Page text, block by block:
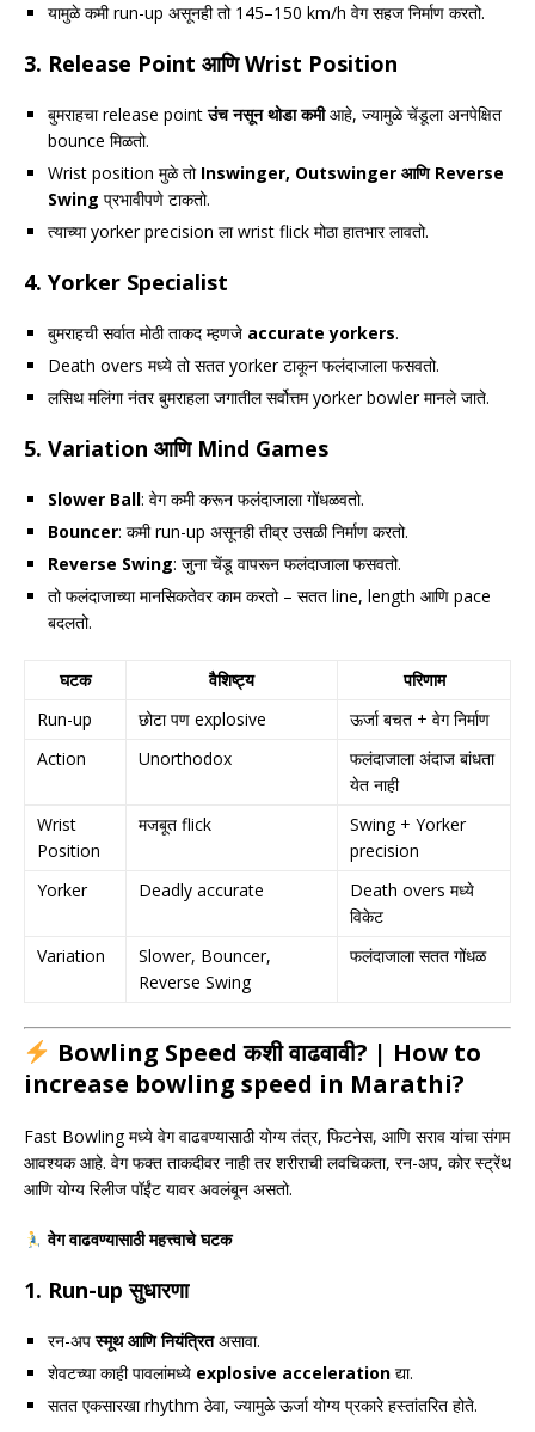
यामुळे कमी run-up असूनही तो 145–150 km/h वेग सहज निर्माण करतो.
3. Release Point आणि Wrist Position
बुमराहचा release pointउंच नसून थोडा कमीआहे, ज्यामुळे चेंडूला अनपेक्षित
bounce मिळतो.
Wrist position मुळे तो Inswinger, Outswinger आणि Reverse
Swing प्रभावीपणे टाकतो.
त्याच्या yorker precision ला wrist flick मोठा हातभार लावतो.
4. Yorker Specialist
बुमराहची सर्वात मोठी ताकद म्हणजे accurate yorkers.
Death overs मध्ये तो सतत yorker टाकून फलंदाजाला फसवतो.
लसिथ मलिंगा नंतर बुमराहला जगातील सर्वोत्तम yorker bowler मानले जाते.
5. Variation आणि Mind Games
Slower Ball: वेग कमी करून फलंदाजाला गोंधळवतो.
Bouncer: कमी run-up असूनही तीव्र उसळी निर्माण करतो.
Reverse Swing: जुना चेंडू वापरून फलंदाजाला फसवतो.
तो फलंदाजाच्या मानसिकतेवर काम करतो – सतत line, length आणि pace
बदलतो.
घटक वैशिष्ट्य
परिणाम
Run-up
छोटा पण explosive
ऊर्जा बचत + वेग निर्माण
Action
Unorthodox
फलंदाजाला अंदाज बांधता
येत नाही
Wrist
Position
मजबूत flick
Swing + Yorker
precision
Yorker
Deadly accurate
Death overs मध्ये
विकेट
Variation
Slower, Bouncer,
Reverse Swing
फलंदाजाला सतत गोंधळ
Bowling Speed कशी वाढवावी? | How to
increase bowling speed in Marathi?
Fast Bowling मध्ये वेग वाढवण्यासाठी योग्य तंत्र, फिटनेस, आणि सराव यांचा संगम
आवश्यक आहे. वेग फक्त ताकदीवर नाही तर शरीराची लवचिकता, रन-अप, कोर स्ट्रेंथ
आणि योग्य रिलीज पॉईंट यावर अवलंबून असतो.
वेग वाढवण्यासाठी महत्त्वाचे घटक
1. Run-up सुधारणा
रन-अपस्मूथ आणि नियंत्रितअसावा.
शेवटच्या काही पावलांमध्ये explosive acceleration द्या.
सतत एकसारखा rhythm ठेवा, ज्यामुळे ऊर्जा योग्य प्रकारे हस्तांतरित होते.